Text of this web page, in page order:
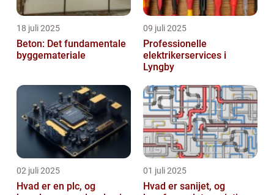
18 juli 2025
Beton: Det fundamentale
byggemateriale
09 juli 2025
Professionelle
elektrikerservices i
Lyngby
02 juli 2025
Hvad er en plc, og
01 juli 2025
Hvad er sanijet, og